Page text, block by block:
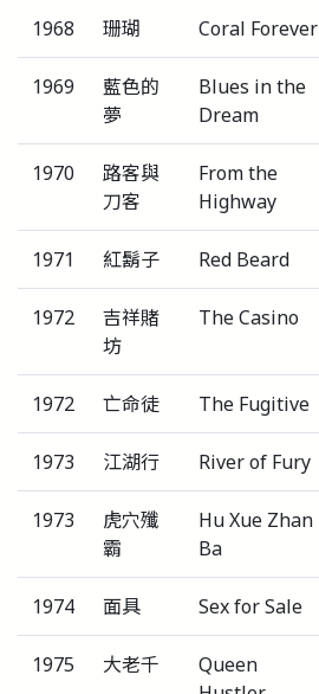
1968 珊瑚 Coral Forever
1969
藍色的
夢
Blues in the
Dream
1970
路客與
刀客
From the
Highway
1971 紅鬍子 Red Beard
1972
吉祥賭
坊
The Casino
1972 亡命徒 The Fugitive
1973 江湖行 River of Fury
1973
虎穴殲
霸
Hu Xue Zhan
Ba
1974 面具 Sex for Sale
1975 大老千
Queen